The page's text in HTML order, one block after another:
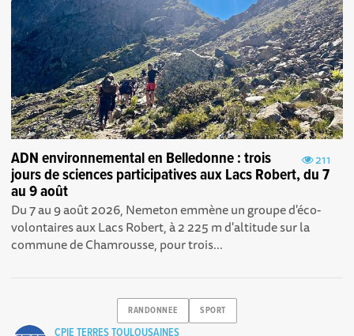
211
ADN environnemental en Belledonne : trois
jours de sciences participatives aux Lacs Robert, du 7
au 9 août
Du 7 au 9 août 2026, Nemeton emmène un groupe d'éco-
volontaires aux Lacs Robert, à 2 225 m d'altitude sur la
commune de Chamrousse, pour trois...
RANDONNEE SPORT
CPIE TERRES TOULOUSAINES